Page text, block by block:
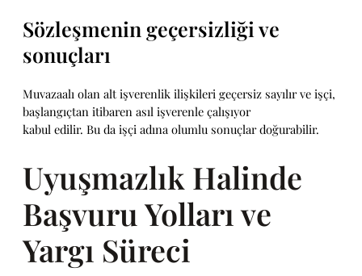
Sözleşmenin geçersizliği ve
sonuçları
Muvazaalı olan alt işverenlik ilişkileri geçersiz sayılır ve işçi,
başlangıçtan itibaren asıl işverenle çalışıyor
kabul edilir. Bu da işçi adına olumlu sonuçlar doğurabilir.
Uyuşmazlık Halinde
Başvuru Yolları ve
Yargı Süreci